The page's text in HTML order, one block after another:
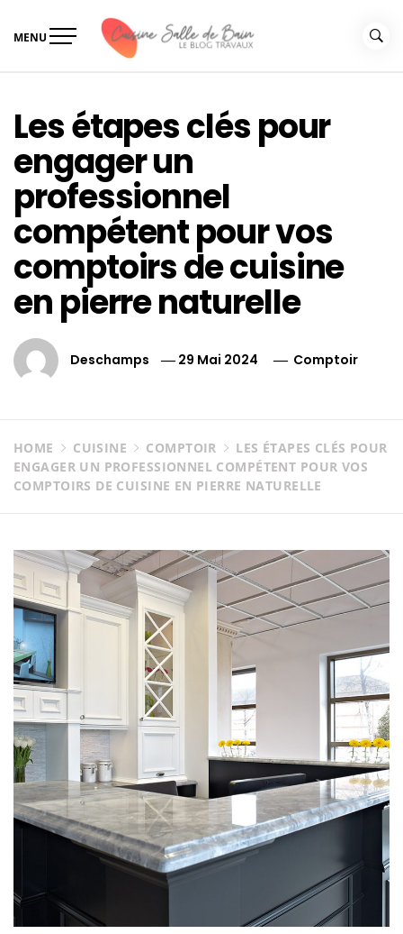
MENU
Les étapes clés pour
engager un
professionnel
compétent pour vos
comptoirs de cuisine
en pierre naturelle
Deschamps 29 Mai 2024 Comptoir
HOME CUISINE COMPTOIR
LES ÉTAPES CLÉS POUR
ENGAGER UN PROFESSIONNEL COMPÉTENT POUR VOS
COMPTOIRS DE CUISINE EN PIERRE NATURELLE